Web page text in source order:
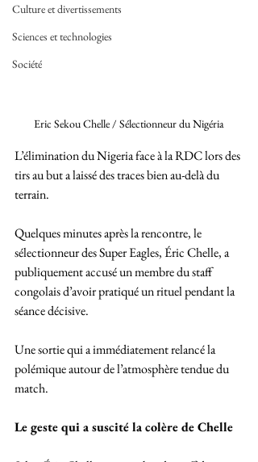
Culture et divertissements
Sciences et technologies
Société
Eric Sekou Chelle / Sélectionneur du Nigéria
L’élimination du Nigeria face à la RDC lors des
tirs au but a laissé des traces bien au-delà du
terrain.
Quelques minutes après la rencontre, le
sélectionneur des Super Eagles, Éric Chelle, a
publiquement accusé un membre du staff
congolais d’avoir pratiqué un rituel pendant la
séance décisive.
Une sortie qui a immédiatement relancé la
polémique autour de l’atmosphère tendue du
match.
Le geste qui a suscité la colère de Chelle